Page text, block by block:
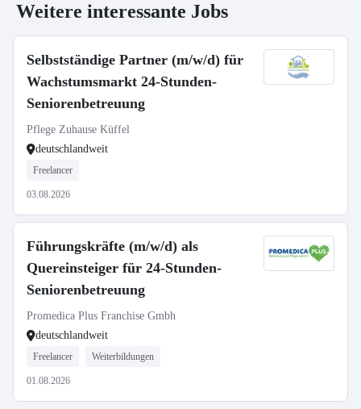
Weitere interessante Jobs
Selbstständige Partner (m/w/d) für
Wachstumsmarkt 24-Stunden-
Seniorenbetreuung
Pflege Zuhause Küffel
deutschlandweit
Freelancer
03.08.2026
Führungskräfte (m/w/d) als
Quereinsteiger für 24-Stunden-
Seniorenbetreuung
Promedica Plus Franchise Gmbh
deutschlandweit
Freelancer Weiterbildungen
01.08.2026